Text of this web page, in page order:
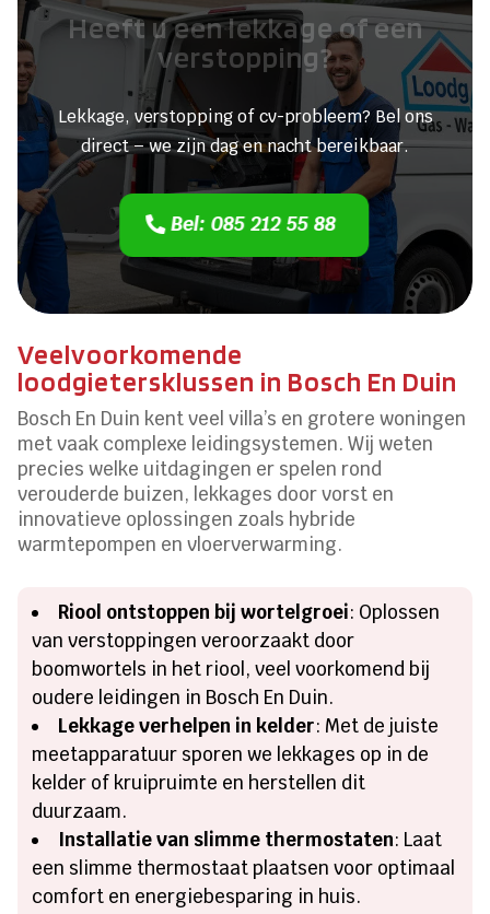
Heeft u een lekkage of een
verstopping?
Lekkage, verstopping of cv-probleem? Bel ons
direct – we zijn dag en nacht bereikbaar.
Bel: 085 212 55 88
Veelvoorkomende
loodgietersklussen in Bosch En Duin
Bosch En Duin kent veel villa’s en grotere woningen
met vaak complexe leidingsystemen. Wij weten
precies welke uitdagingen er spelen rond
verouderde buizen, lekkages door vorst en
innovatieve oplossingen zoals hybride
warmtepompen en vloerverwarming.
Riool ontstoppen bij wortelgroei: Oplossen
van verstoppingen veroorzaakt door
boomwortels in het riool, veel voorkomend bij
oudere leidingen in Bosch En Duin.
Lekkage verhelpen in kelder: Met de juiste
meetapparatuur sporen we lekkages op in de
kelder of kruipruimte en herstellen dit
duurzaam.
Installatie van slimme thermostaten: Laat
een slimme thermostaat plaatsen voor optimaal
comfort en energiebesparing in huis.